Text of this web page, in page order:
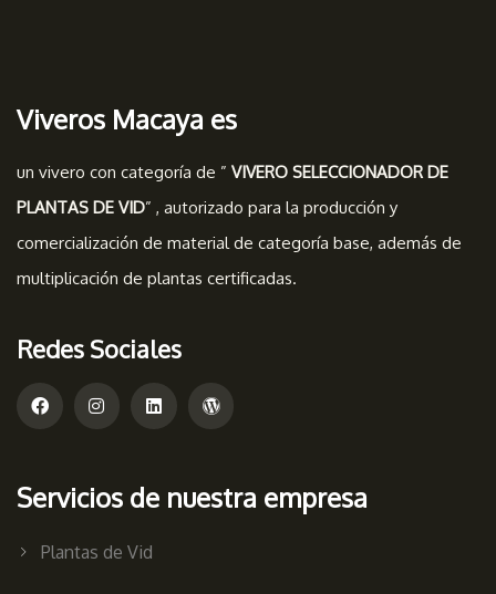
Viveros Macaya es
un vivero con categoría de ” VIVERO SELECCIONADOR DE
PLANTAS DE VID” , autorizado para la producción y
comercialización de material de categoría base, además de
multiplicación de plantas certificadas.
Redes Sociales
Servicios de nuestra empresa
Plantas de Vid